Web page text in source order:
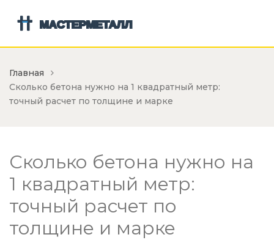
Главная
Сколько бетона нужно на 1 квадратный метр:
точный расчет по толщине и марке
Сколько бетона нужно на
1 квадратный метр:
точный расчет по
толщине и марке